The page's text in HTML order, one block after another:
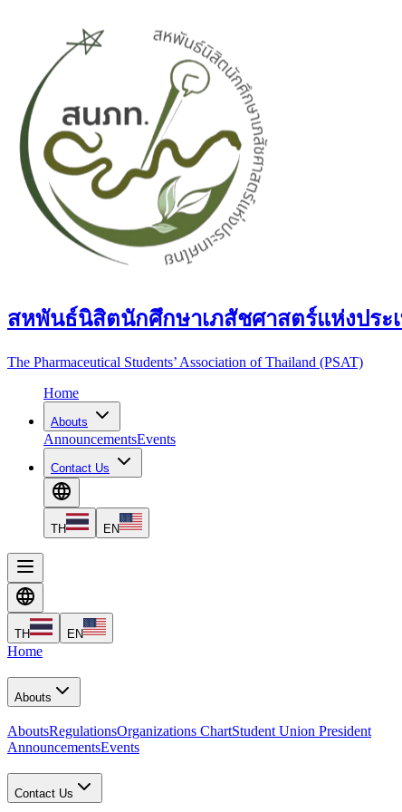
สหพันธ์นิสิตนักศึกษาเภสัชศาสตร์แห่งประ
The Pharmaceutical Students’ Association of Thailand (PSAT)
Home
Abouts
AnnouncementsEvents
Contact Us
TH EN
TH EN
Home
Abouts
AboutsRegulationsOrganizations ChartStudent Union President
AnnouncementsEvents
Contact Us